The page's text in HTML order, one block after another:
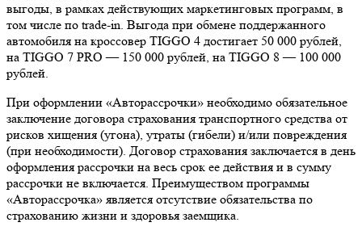
выгоды, в рамках действующих маркетинговых программ, в
том числе по trade-in. Выгода при обмене поддержанного
автомобиля на кроссовер TIGGO 4 достигает 50 000 рублей,
на TIGGO 7 PRO — 150 000 рублей, на TIGGO 8 — 100 000
рублей.
При оформлении «Авторассрочки» необходимо обязательное
заключение договора страхования транспортного средства от
рисков хищения (угона), утраты (гибели) и/или повреждения
(при необходимости). Договор страхования заключается в день
оформления рассрочки на весь срок ее действия и в сумму
рассрочки не включается. Преимуществом программы
«Авторассрочка» является отсутствие обязательства по
страхованию жизни и здоровья заемщика.